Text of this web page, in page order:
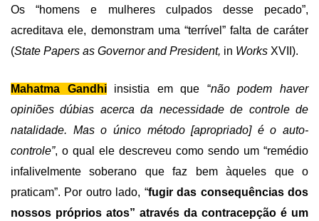
Os “homens e mulheres culpados desse pecado”,
acreditava ele, demonstram uma “terrível” falta de caráter
(State Papers as Governor and President, in Works XVII).
Mahatma Gandhiinsistia em que “não podem haver
opiniões dúbias acerca da necessidade de controle de
natalidade. Mas o único método [apropriado] é o auto-
controle”, o qual ele descreveu como sendo um “remédio
infalivelmente soberano que faz bem àqueles que o
praticam”. Por outro lado, “fugir das consequências dos
nossos próprios atos” através da contracepção é um